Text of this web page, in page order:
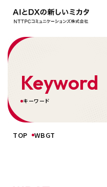
Keyword
キーワード
TOP WBGT